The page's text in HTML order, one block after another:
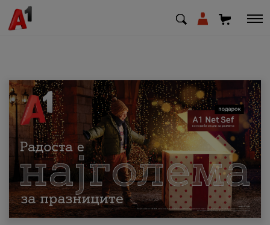
МК EN SQ
Приватни Деловни
Поддршка